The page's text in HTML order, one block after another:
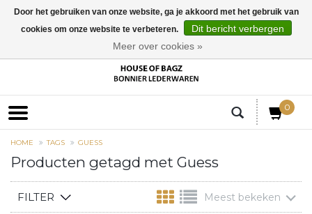
0
HOME TAGS GUESS
Producten getagd met Guess
FILTER Meest bekeken
Door het gebruiken van onze website, ga je akkoord met het gebruik van
cookies om onze website te verbeteren.
Dit bericht verbergen
Meer over cookies »